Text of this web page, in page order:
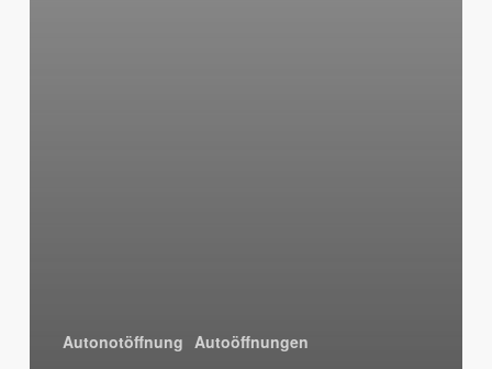
Autonotöffnung Autoöffnungen